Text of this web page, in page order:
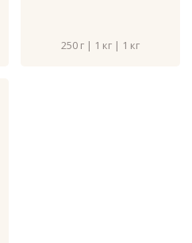
250 г | 1 кг | 1 кг